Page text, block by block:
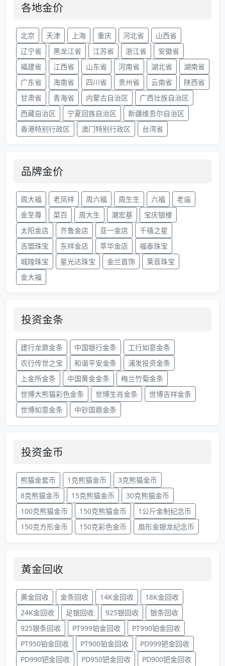
各地金价
北京 天津 上海 重庆 河北省
山西省
辽宁省
黑龙江省 江苏省 浙江省
安徽省
福建省
江西省 山东省 河南省 湖北省
湖南省
广东省
海南省 四川省 贵州省 云南省
陕西省
甘肃省
青海省 内蒙古自治区
广西壮族自治区
西藏自治区
宁夏回族自治区
新疆维吾尔自治区
香港特别行政区
澳门特别行政区 台湾省
品牌金价
周大福 老凤祥 周六福 周生生 六福
老庙
金至尊
菜百 周大生 潮宏基
宝庆银楼
太阳金店
齐鲁金店 亚一金店
千禧之星
吉盟珠宝
东祥金店 萃华金店
福泰珠宝
城隍珠宝
星光达珠宝 金兰首饰
莱音珠宝
金大福
投资金条
建行龙鼎金条 中国银行金条
工行如意金条
农行传世之宝
和谐平安金条
浦发投资金条
上金所金条
中国黄金金条
梅兰竹菊金条
世博大熊猫彩色金条
世博生肖金条
世博吉祥金条
世博如意金条
中钞国鼎金条
投资金币
熊猫金套币 1克熊猫金币
3克熊猫金币
8克熊猫金币
15克熊猫金币
30克熊猫金币
100克熊猫金币
150克熊猫金币
1公斤金制纪念币
150克方形金币
150克彩色金币 扇形金银龙纪念币
黄金回收
黄金回收 金条回收 14K金回收
18K金回收
24K金回收
足银回收 925银回收
银条回收
925银条回收
PT999铂金回收
PT990铂金回收
PT950铂金回收
PT900铂金回收
PD999钯金回收
PD990钯金回收
PD950钯金回收 PD900钯金回收